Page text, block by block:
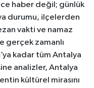
haber değil; günlük
durumu, ilçelerden
vakti ve namaz
gerçek zamanlı
kadar tüm Antalya
analizler, Antalya
kültürel mirasını